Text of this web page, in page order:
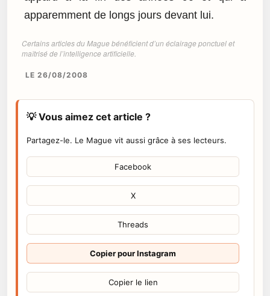
apparemment de longs jours devant lui.
Certains articles du Mague bénéficient d’un éclairage ponctuel et
maîtrisé de l’intelligence artificielle.
LE 26/08/2008
💡 Vous aimez cet article ?
Partagez-le. Le Mague vit aussi grâce à ses lecteurs.
Facebook
X
Threads
Copier pour Instagram
Copier le lien